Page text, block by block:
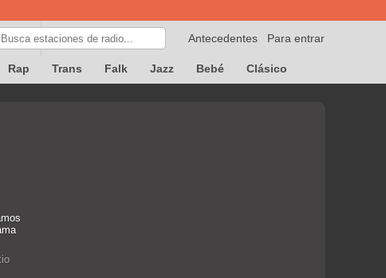
Para entrar
Antecedentes
Rap Trans Falk Jazz Bebé Clásico